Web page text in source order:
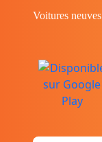
Voitures neuves